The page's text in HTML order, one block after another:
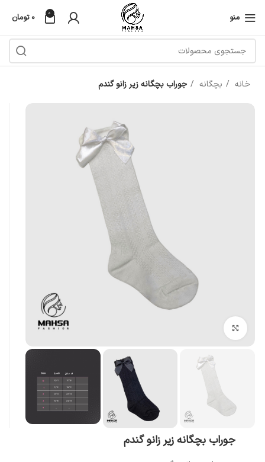
منو 0 ۰ تومان
خانه بچگانه جوراب بچگانه زیر زانو گندم
جوراب بچگانه زیر زانو گندم